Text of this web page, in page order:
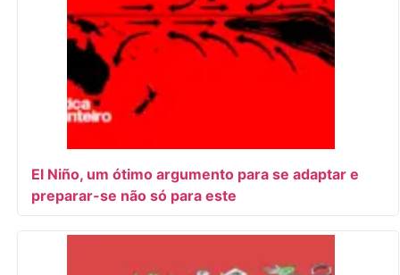
El Niño, um ótimo argumento para se adaptar e
preparar-se não só para este